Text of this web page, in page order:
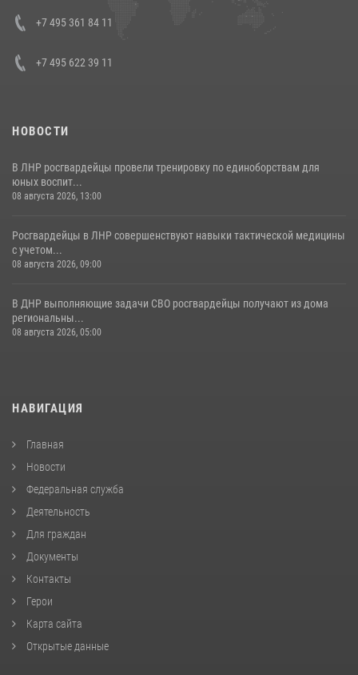
представителя Президента Российской Федерации в Северо-
Кавказском федеральном округе Виталием Кузнецовым
+7 495 361 84 11
+7 495 622 39 11
НОВОСТИ
В ЛНР росгвардейцы провели тренировку по единоборствам для
юных воспит...
08 августа 2026, 13:00
Росгвардейцы в ЛНР совершенствуют навыки тактической медицины
с учетом...
08 августа 2026, 09:00
В ДНР выполняющие задачи СВО росгвардейцы получают из дома
региональны...
08 августа 2026, 05:00
НАВИГАЦИЯ
Главная
Новости
Федеральная служба
Деятельность
Для граждан
Документы
Контакты
Герои
Карта сайта
Открытые данные